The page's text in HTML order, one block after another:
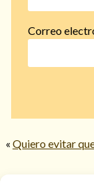
Correo
« Quiero evitar